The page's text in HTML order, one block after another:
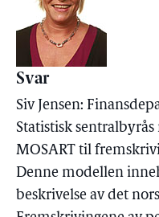
Svar
Siv Jensen:
Statistisk
MOSART til
Denne modellen
beskrivelse av det